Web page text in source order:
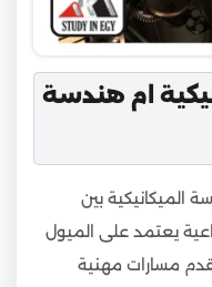
ام هندسة
بين
يعتمد على الميول
مسارات مهنية